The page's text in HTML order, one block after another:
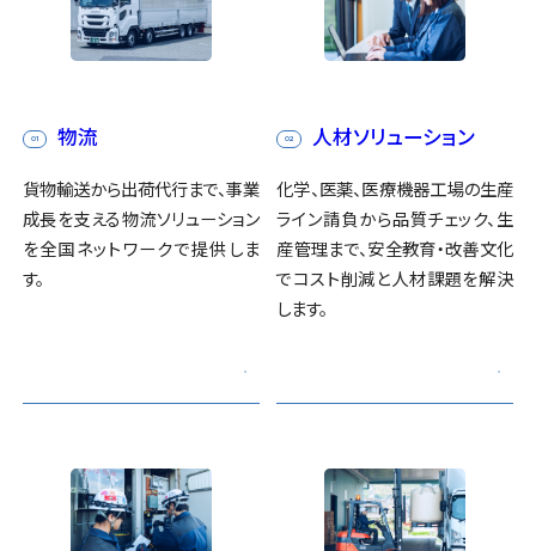
01 物流
貨物輸送から出荷代行まで、事業
成長を支える物流ソリューション
を全国ネットワークで提供しま
す。
02 人材ソリューション
化学、医薬、医療機器工場の生産
ライン請負から品質チェック、生
産管理まで、安全教育・改善文化
でコスト削減と人材課題を解決
します。